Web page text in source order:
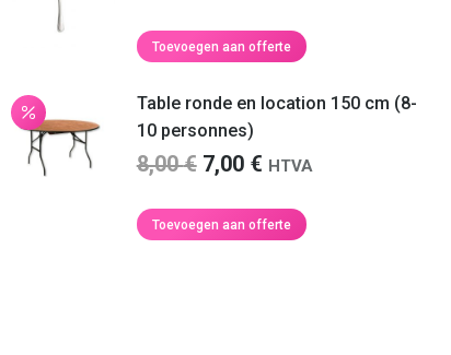
was:
is:
Toevoegen aan offerte
Table ronde en location 150 cm (8-
10 personnes)
8,00€ Oorspronkelijke
was:
7,00 €Huidige
is:
HTVA
Toevoegen aan offerte